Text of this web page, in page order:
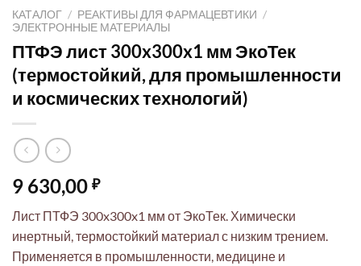
КАТАЛОГ / РЕАКТИВЫ ДЛЯ ФАРМАЦЕВТИКИ /
ЭЛЕКТРОННЫЕ МАТЕРИАЛЫ
ПТФЭ лист 300x300x1 мм ЭкоТек
(термостойкий, для промышленности
и космических технологий)
9 630,00 ₽
Лист ПТФЭ 300x300x1 мм от ЭкоТек. Химически
инертный, термостойкий материал с низким трением.
Применяется в промышленности, медицине и